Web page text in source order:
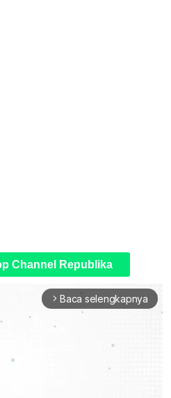
Channel Republika
arrow_forward_ios Baca selengkapnya